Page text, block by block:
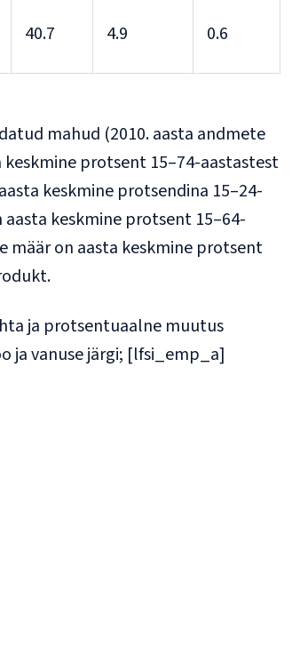
40.7 4.9 0.6
mahud (2010. aasta andmete
protsent 15–74-aastastest
keskmine protsendina 15–24-
keskmine protsent 15–64-
on aasta keskmine protsent
ja protsentuaalne muutus
ja vanuse järgi; [lfsi_emp_a]